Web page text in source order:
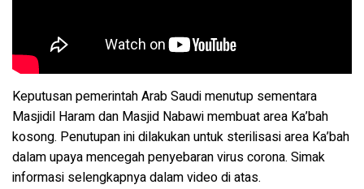
Keputusan pemerintah Arab Saudi menutup sementara
Masjidil Haram dan Masjid Nabawi membuat area Ka’bah
kosong. Penutupan ini dilakukan untuk sterilisasi area Ka’bah
dalam upaya mencegah penyebaran virus corona. Simak
informasi selengkapnya dalam video di atas.